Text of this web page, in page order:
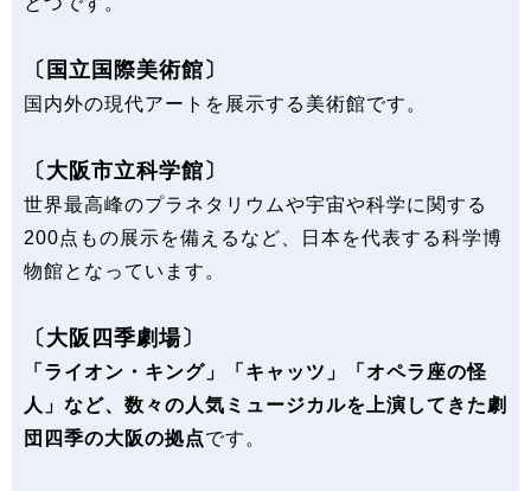
〔国立国際美術館〕
国内外の現代アートを展示する美術館です。
〔大阪市立科学館〕
世界最高峰のプラネタリウムや宇宙や科学に関する
200点もの展示を備えるなど、日本を代表する科学博
物館となっています。
〔大阪四季劇場〕
「ライオン・キング」「キャッツ」「オペラ座の怪
人」など、数々の人気ミュージカルを上演してきた劇
団四季の大阪の拠点です。